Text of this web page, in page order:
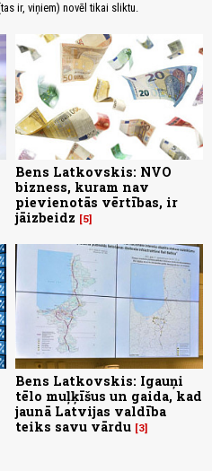
ir, viņiem) novēl tikai sliktu.
Bens Latkovskis: NVO
bizness, kuram nav
pievienotās vērtības, ir
jāizbeidz
5
Bens Latkovskis: Igauņi
tēlo muļķīšus un gaida, kad
jaunā Latvijas valdība
teiks savu vārdu 3